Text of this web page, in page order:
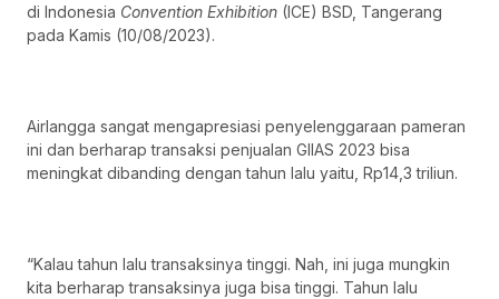
di Indonesia Convention Exhibition (ICE) BSD, Tangerang
pada Kamis (10/08/2023).
Airlangga sangat mengapresiasi penyelenggaraan pameran
ini dan berharap transaksi penjualan GIIAS 2023 bisa
meningkat dibanding dengan tahun lalu yaitu, Rp14,3 triliun.
“Kalau tahun lalu transaksinya tinggi. Nah, ini juga mungkin
kita berharap transaksinya juga bisa tinggi. Tahun lalu